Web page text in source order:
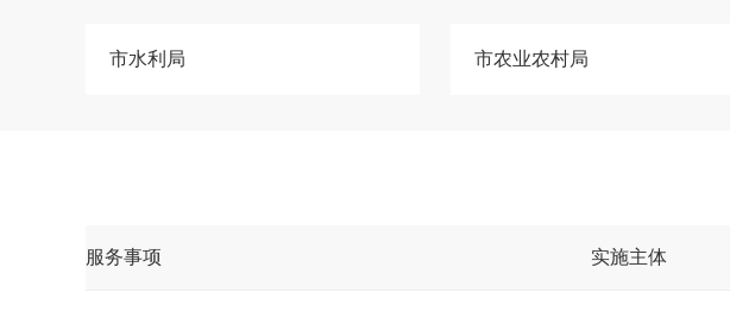
市水利局 市农业农村局